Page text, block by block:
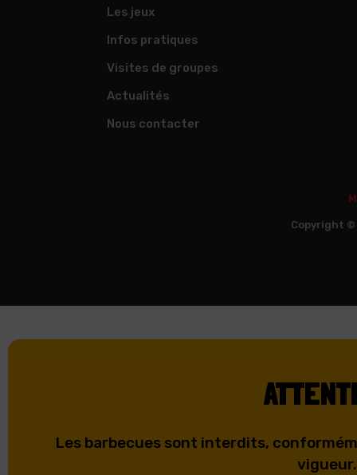
Les jeux
Infos pratiques
Visites de groupes
Actualités
Nous contacter
Copyright
Les barbecues sont interdits,
vigueur.